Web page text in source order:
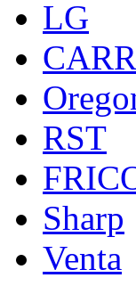
LG
RST
Sharp
Venta